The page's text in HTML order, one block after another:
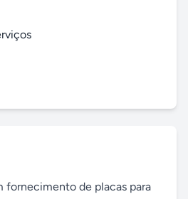
fornecimento de placas para